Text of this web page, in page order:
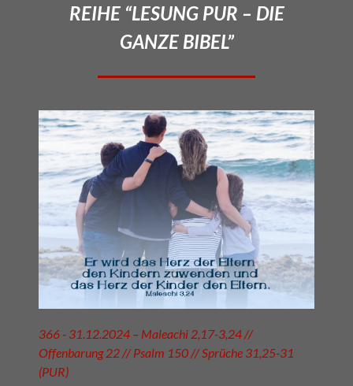
REIHE “LESUNG PUR – DIE
GANZE BIBEL”
366 - 31.12.2024 – Maleachi 2,17-3,24 //
Offenbarung 22 // Psalm 150 // Sprüche 31,25-31
(PUR)